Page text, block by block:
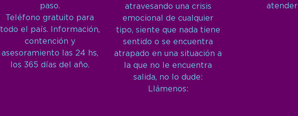
paso.
Teléfono gratuito para
todo el país. Información,
contención y
asesoramiento las 24 hs,
los 365 días del año.
atravesando una crisis
emocional de cualquier
tipo, siente que nada tiene
sentido o se encuentra
atrapado en una situación a
la que no le encuentra
salida, no lo dude:
Llámenos: